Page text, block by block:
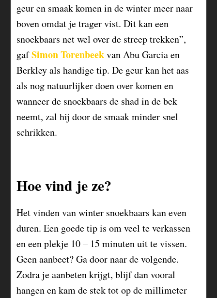
geur en smaak komen in de winter meer naar
boven omdat je trager vist. Dit kan een
snoekbaars net wel over de streep trekken”,
gafSimon Torenbeekvan Abu Garcia en
Berkley als handige tip. De geur kan het aas
als nog natuurlijker doen over komen en
wanneer de snoekbaars de shad in de bek
neemt, zal hij door de smaak minder snel
schrikken.
Hoe vind je ze?
Het vinden van winter snoekbaars kan even
duren. Een goede tip is om veel te verkassen
en een plekje 10 – 15 minuten uit te vissen.
Geen aanbeet? Ga door naar de volgende.
Zodra je aanbeten krijgt, blijf dan vooral
hangen en kam de stek tot op de millimeter